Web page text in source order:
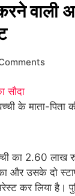
वाली
सौदा
के माता-पिता
का 2.60 लाख
और उसके दो
कर लिया है।